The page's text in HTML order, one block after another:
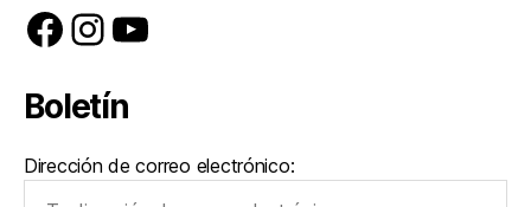
Facebook
Instagram
YouTube
Boletín
Dirección de correo electrónico: